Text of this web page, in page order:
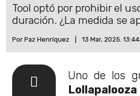
Tool optó por prohibir el
duración. ¿La medida se
Por Paz Henríquez 13 Mar, 2025.
Uno de los
Lollapalooza